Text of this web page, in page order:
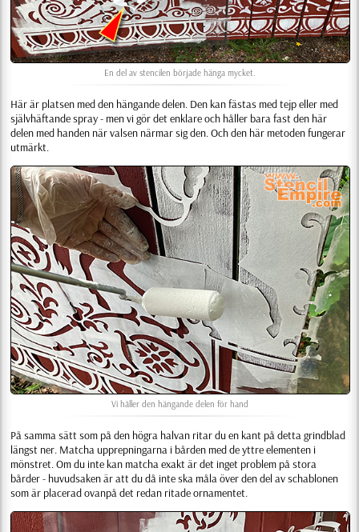
En del av stencilen började hänga mycket.
Här är platsen med den hängande delen. Den kan fästas med tejp eller med
självhäftande spray - men vi gör det enklare och håller bara fast den här
delen med handen när valsen närmar sig den. Och den här metoden fungerar
utmärkt.
Vi håller den hängande delen för hand
På samma sätt som på den högra halvan ritar du en kant på detta grindblad
längst ner. Matcha upprepningarna i bården med de yttre elementen i
mönstret. Om du inte kan matcha exakt är det inget problem på stora
bårder - huvudsaken är att du då inte ska måla över den del av schablonen
som är placerad ovanpå det redan ritade ornamentet.